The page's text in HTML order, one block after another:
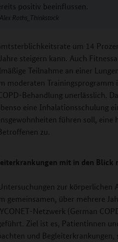
positiv beeinflussen.
Alex Raths_Thinkstock
um 14
steigern kann. Auch
Teilnahme an einer
moderaten
Behandlung unerlässlich.
eine Inhalationsschulung
führen soll,
zu.
mit in den Blick
zur körperlichen
gemeinsamen, über mehrere
Netzwerk (German
Ziel ist es, Patientinnen
und